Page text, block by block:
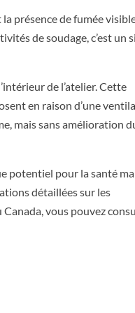
présence de fumée
de soudage, c’est un
de l’atelier. Cette
en raison d’une
mais sans amélioration
potentiel pour la santé
détaillées sur les
vous pouvez